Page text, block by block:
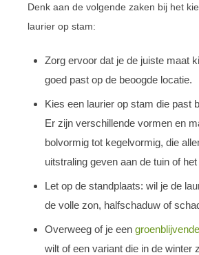
Denk aan de volgende zaken bij het
laurier op stam:
Zorg ervoor dat je de juiste maat
goed past op de beoogde locatie.
Kies een laurier op stam die past
Er zijn verschillende vormen en
bolvormig tot kegelvormig, die
uitstraling geven aan de tuin of
Let op de standplaats: wil je de
de volle zon, halfschaduw of
Overweeg of je een
wilt of een variant die in de winter